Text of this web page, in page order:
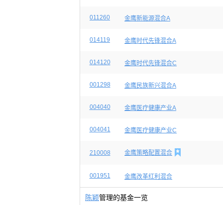
011260 金鹰新能源混合A
014119 金鹰时代先锋混合A
014120 金鹰时代先锋混合C
001298 金鹰民族新兴混合A
004040 金鹰医疗健康产业A
004041 金鹰医疗健康产业C
210008 金鹰策略配置混合 
001951 金鹰改革红利混合
陈颖管理的基金一览